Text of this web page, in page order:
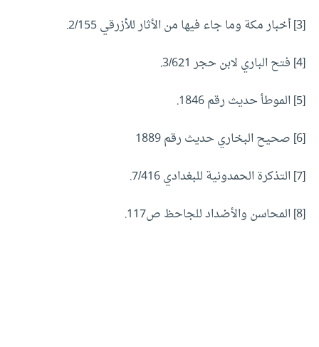
[3] أخبار مكة وما جاء فيها من الأثار للأزرقي 2/155.
[4] فتح الباري لابن حجر 3/621.
[5] الموطأ حديث رقم 1846.
[6] صحيح البخاري حديث رقم 1889
[7] التذكرة الحمدونية للبغدادي 7/416.
[8] المحاسن والأضداد للجاحظ ص117.